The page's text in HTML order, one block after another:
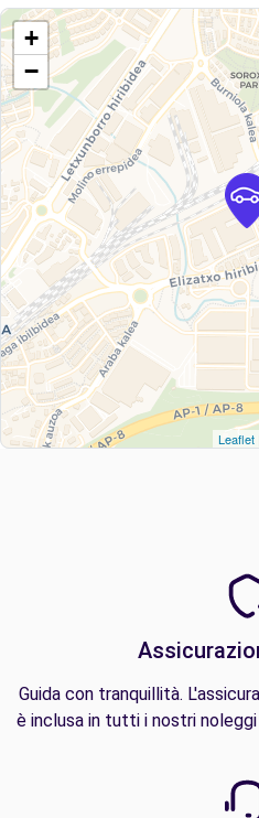
+
−
Leaflet
Guida con tranquillità.
è inclusa in tutti i nostri